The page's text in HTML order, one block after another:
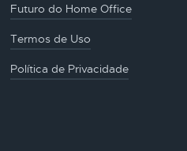
Futuro do Home Office
Termos de Uso
Política de Privacidade